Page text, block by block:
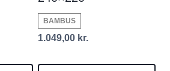
BAMBUS
1.049,00 kr.